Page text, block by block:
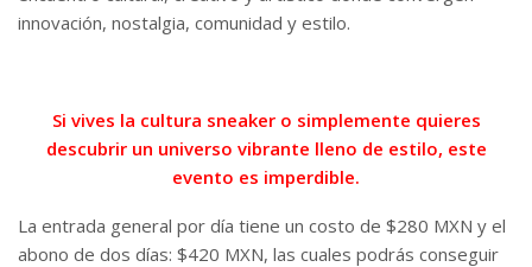
innovación, nostalgia, comunidad y estilo.
Si vives la cultura sneaker o simplemente quieres
descubrir un universo vibrante lleno de estilo, este
evento es imperdible.
La entrada general por día tiene un costo de $280 MXN y el
abono de dos días: $420 MXN, las cuales podrás conseguir